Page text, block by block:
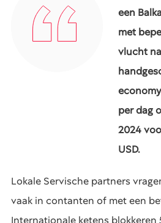
een
met
vlucht
per dag
2024
USD.
Lokale Servische partners
vaak in contanten of met een
Internationale ketens blokkeren